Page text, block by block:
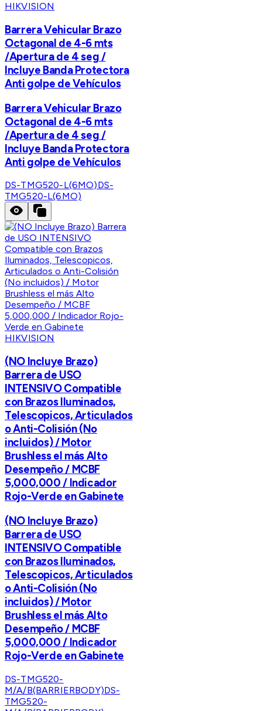
HIKVISION
Barrera Vehicular Brazo
Octagonal de 4-6 mts
/Apertura de 4 seg /
Incluye Banda Protectora
Anti golpe de Vehículos
Barrera Vehicular Brazo
Octagonal de 4-6 mts
/Apertura de 4 seg /
Incluye Banda Protectora
Anti golpe de Vehículos
DS-TMG520-L(6MO)DS-
TMG520-L(6MO)
HIKVISION
(NO Incluye Brazo)
Barrera de USO
INTENSIVO Compatible
con Brazos Iluminados,
Telescopicos, Articulados
o Anti-Colisión (No
incluidos) / Motor
Brushless el más Alto
Desempeño / MCBF
5,000,000 / Indicador
Rojo-Verde en Gabinete
(NO Incluye Brazo)
Barrera de USO
INTENSIVO Compatible
con Brazos Iluminados,
Telescopicos, Articulados
o Anti-Colisión (No
incluidos) / Motor
Brushless el más Alto
Desempeño / MCBF
5,000,000 / Indicador
Rojo-Verde en Gabinete
DS-TMG520-
M/A/B(BARRIERBODY)DS-
TMG520-